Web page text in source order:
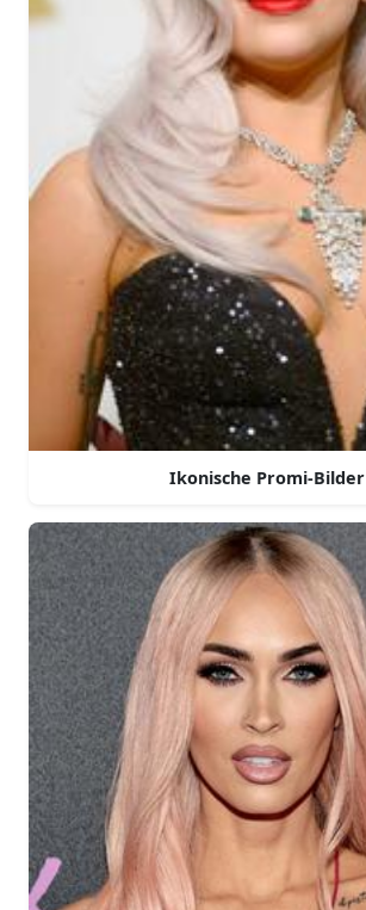
Ikonische Promi-Bilder